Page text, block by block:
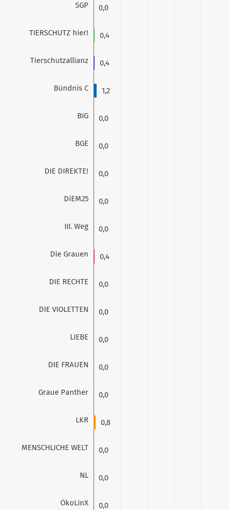
SGP
TIERSCHUTZ hier!
Tierschutzallianz
Bündnis C
BIG
BGE
DIE DIREKTE!
DiEM25
III. Weg
Die Grauen
DIE RECHTE
DIE VIOLETTEN
LIEBE
DIE FRAUEN
Graue Panther
LKR
MENSCHLICHE WELT
NL
ÖkoLinX
0,0
0,4
0,4
1,2
0,0
0,0
0,0
0,0
0,0
0,4
0,0
0,0
0,0
0,0
0,0
0,8
0,0
0,0
0,0